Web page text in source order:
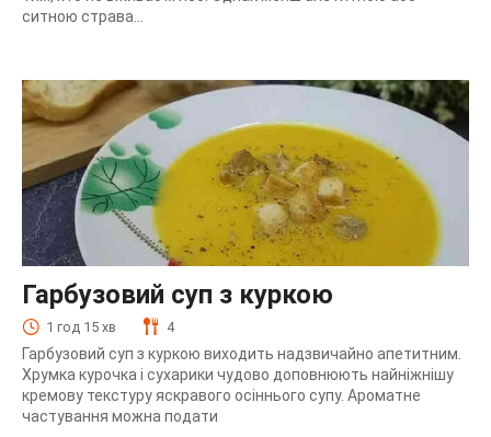
ситною страва...
Гарбузовий суп з куркою
1 год 15 хв 4
Гарбузовий суп з куркою виходить надзвичайно апетитним.
Хрумка курочка і сухарики чудово доповнюють найніжнішу
кремову текстуру яскравого осіннього супу. Ароматне
частування можна подати